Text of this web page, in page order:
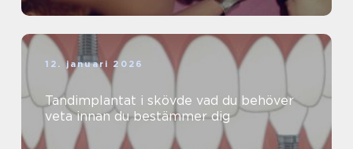
12. januari 2026
Tandimplantat i skövde vad du behöver
veta innan du bestämmer dig